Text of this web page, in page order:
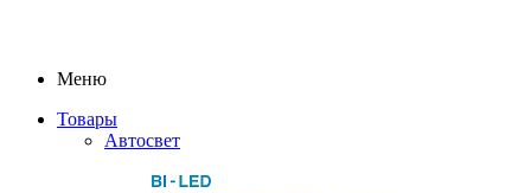
Меню
Товары
Автосвет